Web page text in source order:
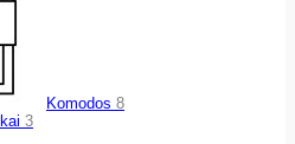
Komodos 8
3